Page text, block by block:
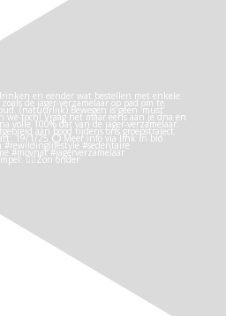
👉🏻Zon onder